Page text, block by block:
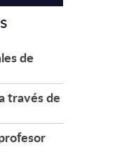
de
través de